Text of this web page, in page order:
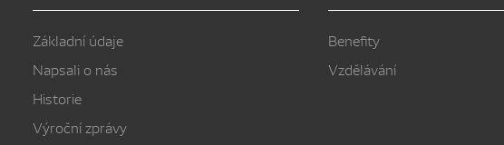
Základní údaje
Napsali o nás
Historie
Výroční zprávy
Benefity
Vzdělávání